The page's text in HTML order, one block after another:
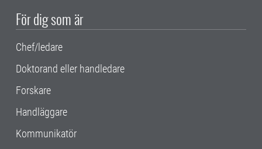
För dig som är
Chef/ledare
Doktorand eller handledare
Forskare
Handläggare
Kommunikatör